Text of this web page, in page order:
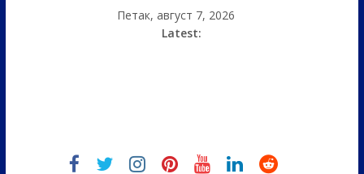
Петак, август 7, 2026
Latest: